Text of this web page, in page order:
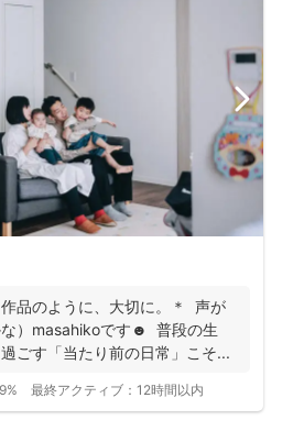
品のように、大切に。＊ 声が
な）masahikoです☻ 普段の生
ごす「当たり前の日常」こそ...
最終アクティブ： 12時間以内